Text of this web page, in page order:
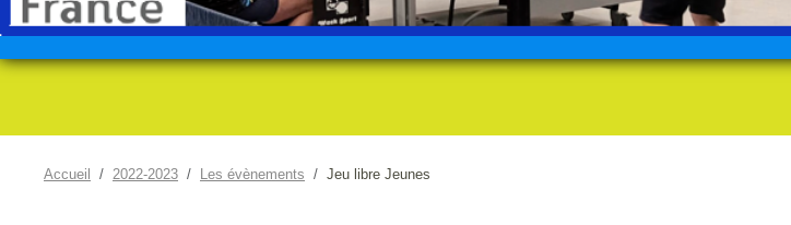
Accueil 2022-2023 Les évènements Jeu libre Jeunes